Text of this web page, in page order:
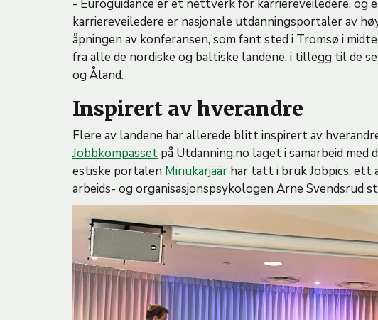
- Euroguidance er et nettverk for karriereveiledere,
karriereveiledere er nasjonale utdanningsportaler av
åpningen av konferansen, som fant sted i Tromsø i
fra alle de nordiske og baltiske landene, i tillegg til de
og Åland.
Inspirert av hverandre
Flere av landene har allerede blitt inspirert av
Jobbkompasset på Utdanning.no laget i samarbeid med
estiske portalen Minukarjäär har tatt i bruk Jobpics, ett
arbeids- og organisasjonspsykologen Arne Svendsrud
l
d
e